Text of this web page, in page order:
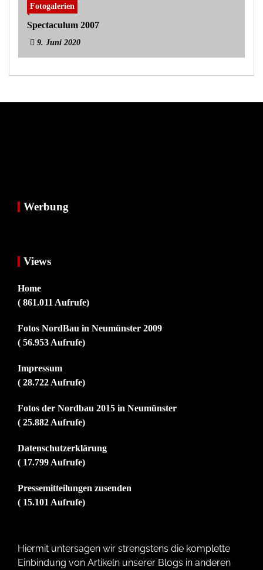
Fotogalerien
Spectaculum 2007
9. Juni 2020
Werbung
Views
Home
( 861.011 Aufrufe)
Fotos NordBau in Neumünster 2009
( 56.953 Aufrufe)
Impressum
( 28.722 Aufrufe)
Fotos der Nordbau 2015 in Neumünster
( 25.882 Aufrufe)
Datenschutzerklärung
( 17.799 Aufrufe)
Pressemitteilungen zusenden
( 15.101 Aufrufe)
Hiermit untersagen wir strengstens die komplette
Einbindung von Artikeln unserer Blogs in anderen